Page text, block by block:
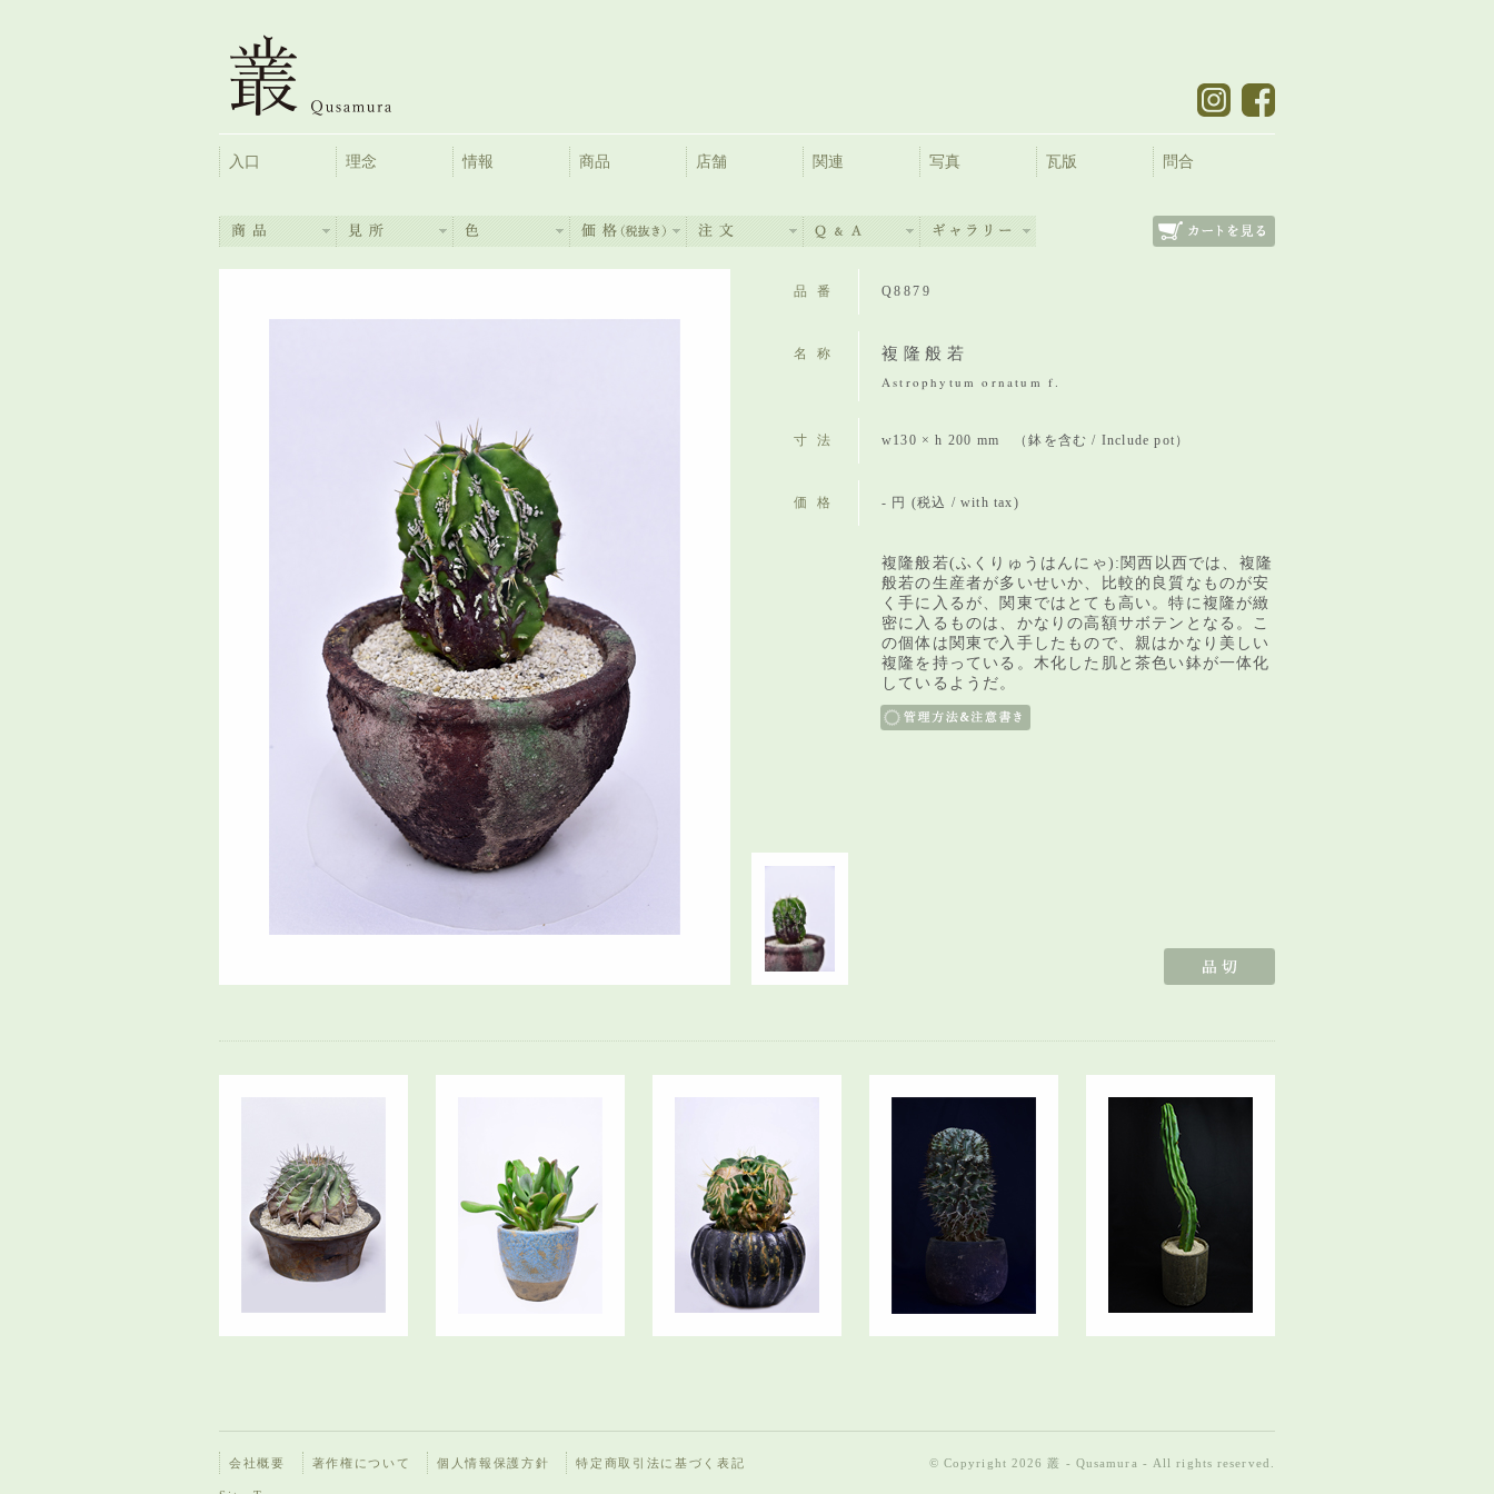
入口 理念 情報 商品 店舗 関連 写真 瓦版 問合
品番 Q8879
名称 複隆般若
Astrophytum ornatum f.
寸法 w130 × h 200 mm （鉢を含む / Include pot）
価格 - 円 (税込 / with tax)
複隆般若(ふくりゅうはんにゃ):関西以西では、複隆
般若の生産者が多いせいか、比較的良質なものが安
く手に入るが、関東ではとても高い。特に複隆が緻
密に入るものは、かなりの高額サボテンとなる。こ
の個体は関東で入手したもので、親はかなり美しい
複隆を持っている。木化した肌と茶色い鉢が一体化
しているようだ。
会社概要 著作権について 個人情報保護方針 特定商取引法に基づく表記 © Copyright 2026 叢 - Qusamura - All rights reserved.